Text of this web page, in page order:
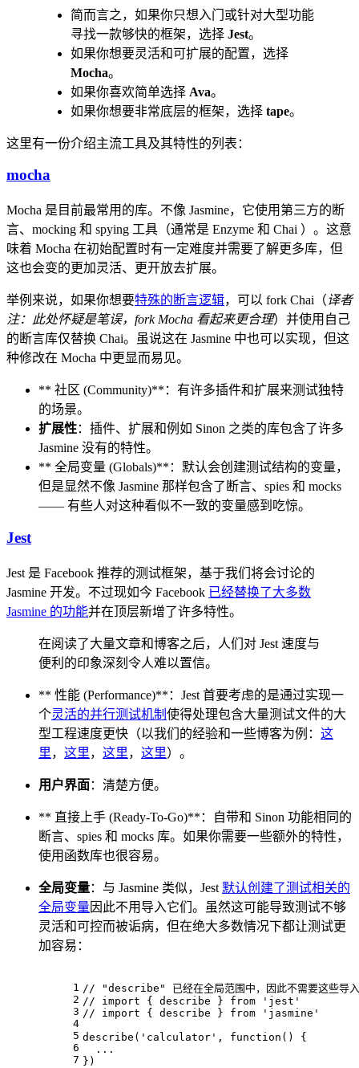
简而言之，如果你只想入门或针对大型功能
寻找一款够快的框架，选择 Jest。
如果你想要灵活和可扩展的配置，选择
Mocha。
如果你喜欢简单选择 Ava。
如果你想要非常底层的框架，选择 tape。
这里有一份介绍主流工具及其特性的列表：
mocha
Mocha 是目前最常用的库。不像 Jasmine，它使用第三方的断
言、mocking 和 spying 工具（通常是 Enzyme 和 Chai ）。这意
味着 Mocha 在初始配置时有一定难度并需要了解更多库，但
这也会变的更加灵活、更开放去扩展。
举例来说，如果你想要特殊的断言逻辑，可以 fork Chai（译者
注：此处怀疑是笔误，fork Mocha 看起来更合理）并使用自己
的断言库仅替换 Chai。虽说这在 Jasmine 中也可以实现，但这
种修改在 Mocha 中更显而易见。
** 社区 (Community)**：有许多插件和扩展来测试独特
的场景。
扩展性：插件、扩展和例如 Sinon 之类的库包含了许多
Jasmine 没有的特性。
** 全局变量 (Globals)**：默认会创建测试结构的变量，
但是显然不像 Jasmine 那样包含了断言、spies 和 mocks
—— 有些人对这种看似不一致的变量感到吃惊。
Jest
Jest 是 Facebook 推荐的测试框架，基于我们将会讨论的
Jasmine 开发。不过现如今 Facebook 已经替换了大多数
Jasmine 的功能并在顶层新增了许多特性。
在阅读了大量文章和博客之后，人们对 Jest 速度与
便利的印象深刻令人难以置信。
** 性能 (Performance)**：Jest 首要考虑的是通过实现一
个灵活的并行测试机制 使得处理包含大量测试文件的大
型工程速度更快（以我们的经验和一些博客为例： 这
里， 这里， 这里， 这里）。
用户界面：清楚方便。
** 直接上手 (Ready-To-Go)**：自带和 Sinon 功能相同的
断言、spies 和 mocks 库。如果你需要一些额外的特性，
使用函数库也很容易。
全局变量：与 Jasmine 类似，Jest 默认创建了测试相关的
全局变量 因此不用导入它们。虽然这可能导致测试不够
灵活和可控而被诟病，但在绝大多数情况下都让测试更
加容易：
1
2
3
4
5
6
7
// "describe" 已经在全局范围中，因此不需要这些导入
// import { describe } from 'jest'
// import { describe } from 'jasmine'
describe ( 'calculator' , function ( ) {
  ...
})